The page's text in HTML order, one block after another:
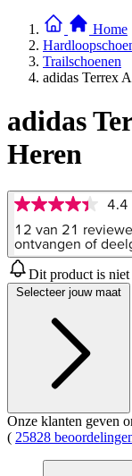
Home
Trailschoenen
adidas Terrex
adidas
Heren
4.4
van
5
sterren,
gemiddelde
scorewaarde.
Read
Reviews.
Dezelfde
paginalink.
4.4
12 van 21
ontvangen of
Dit product is niet
Selecteer jouw maat
Onze klanten geven
( 25828